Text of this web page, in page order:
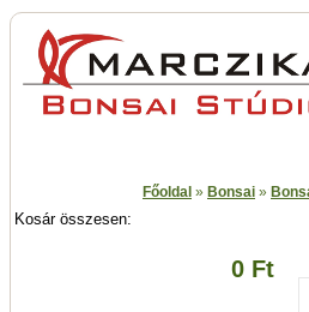
Főoldal » Bonsai »
Kosár összesen:
0 Ft